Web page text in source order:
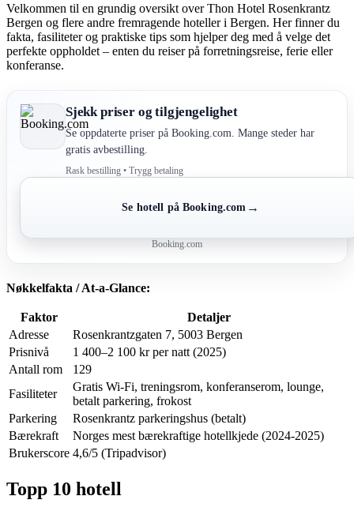
Velkommen til en grundig oversikt over Thon Hotel Rosenkrantz
Bergen og flere andre fremragende hoteller i Bergen. Her finner du
fakta, fasiliteter og praktiske tips som hjelper deg med å velge det
perfekte oppholdet – enten du reiser på forretningsreise, ferie eller
konferanse.
Sjekk priser og tilgjengelighet
Se oppdaterte priser på Booking.com. Mange steder har
gratis avbestilling.
Rask bestilling • Trygg betaling
Se hotell på Booking.com →
Booking.com
Nøkkelfakta / At-a-Glance:
Faktor
Detaljer
Adresse
Rosenkrantzgaten 7, 5003 Bergen
Prisnivå
1 400–2 100 kr per natt (2025)
Antall rom
129
Fasiliteter
Gratis Wi-Fi, treningsrom, konferanserom, lounge,
betalt parkering, frokost
Parkering
Rosenkrantz parkeringshus (betalt)
Bærekraft
Norges mest bærekraftige hotellkjede (2024-2025)
Brukerscore 4,6/5 (Tripadvisor)
Topp 10 hotell